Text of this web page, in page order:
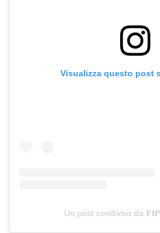
Visualizza questo post
Un post condiviso da